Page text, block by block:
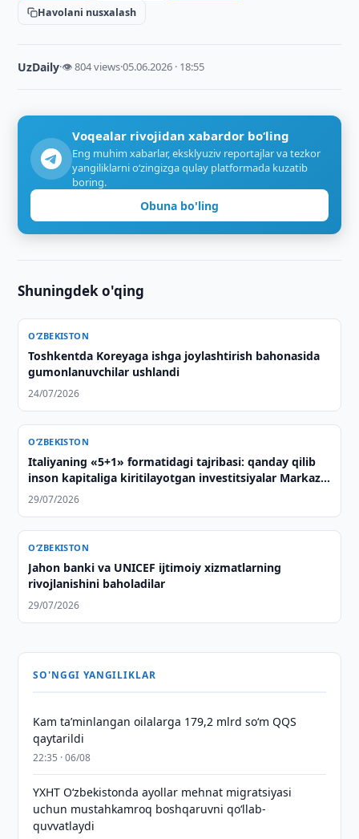
Havolani nusxalash
UzDaily·👁 804 views·05.06.2026 · 18:55
Voqealar rivojidan xabardor bo‘ling
Eng muhim xabarlar, eksklyuziv reportajlar va tezkor
yangiliklarni o‘zingizga qulay platformada kuzatib
boring.
Obuna bo'ling
Shuningdek o'qing
O‘ZBEKISTON
Toshkentda Koreyaga ishga joylashtirish bahonasida
gumonlanuvchilar ushlandi
24/07/2026
O‘ZBEKISTON
Italiyaning «5+1» formatidagi tajribasi: qanday qilib
inson kapitaliga kiritilayotgan investitsiyalar Markaziy
Osiyo bilan strategik sheriklikning asosiga
29/07/2026
O‘ZBEKISTON
Jahon banki va UNICEF ijtimoiy xizmatlarning
rivojlanishini baholadilar
29/07/2026
SO'NGGI YANGILIKLAR
Kam taʼminlangan oilalarga 179,2 mlrd so‘m QQS
qaytarildi
22:35 · 06/08
YXHT O‘zbekistonda ayollar mehnat migratsiyasi
uchun mustahkamroq boshqaruvni qo‘llab-
quvvatlaydi